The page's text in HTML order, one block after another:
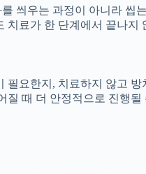
씌우는 과정이 아니라 씹
료가 한 단계에서 끝나지
요한지, 치료하지 않고
때 더 안정적으로 진행될